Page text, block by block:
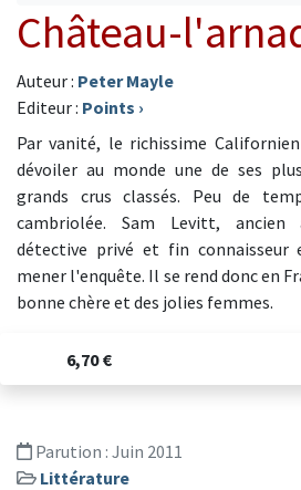
Château-
Auteur : Peter Mayle
Editeur : Points ›
Par vanité, le richissime
dévoiler au monde une de ses
grands crus classés. Peu de
cambriolée. Sam Levitt, ancien
détective privé et fin connaisseur
mener l'enquête. Il se rend donc en
bonne chère et des jolies femmes.
6,70 €
Parution : Juin 2011
Littérature